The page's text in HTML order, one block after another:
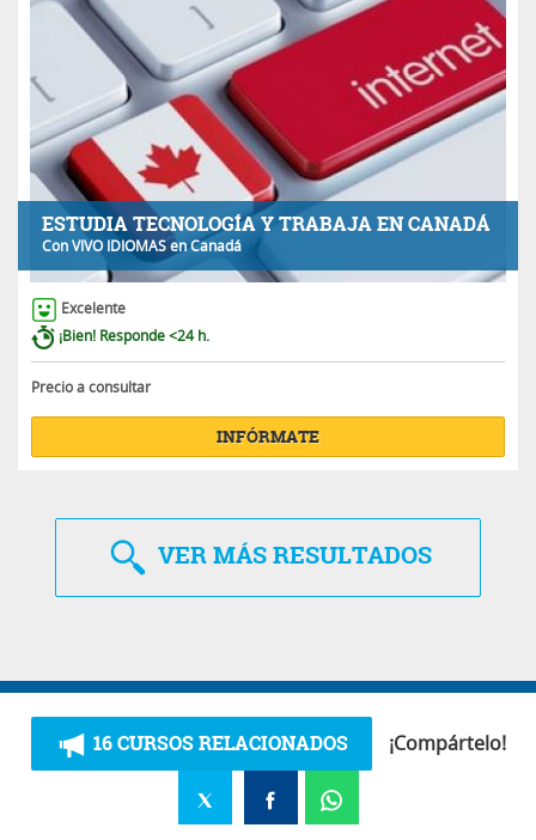
ESTUDIA TECNOLOGÍA Y TRABAJA EN CANADÁ
ConVIVO IDIOMASen Canadá
Excelente
¡Bien! Responde <24 h.
Precio a consultar
INFÓRMATE
VERMÁS RESULTADOS
16 CURSOS RELACIONADOS ¡Compártelo!